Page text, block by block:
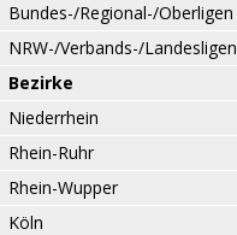
Bundes-/Regional-/Oberligen
NRW-/Verbands-/Landesligen
Bezirke
Niederrhein
Rhein-Ruhr
Rhein-Wupper
Köln